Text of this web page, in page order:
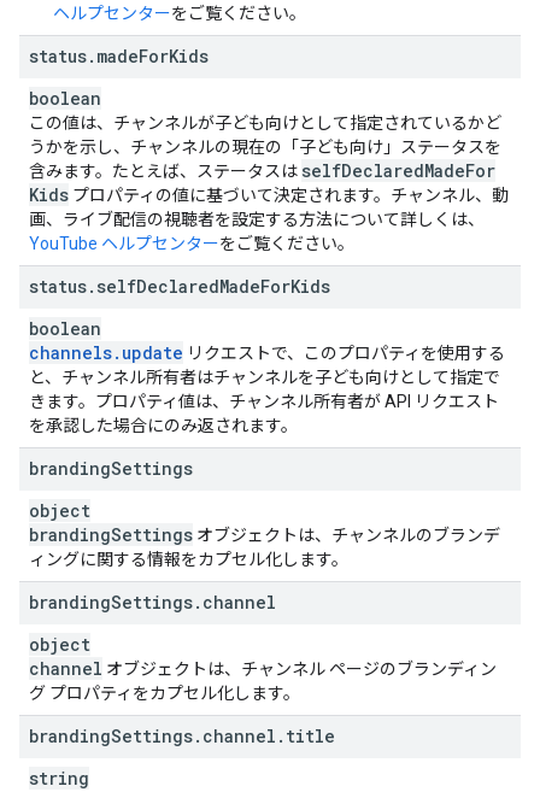
ヘルプセンターをご覧ください。
status. madeForKids
boolean
この値は、チャンネルが子ども向けとして指定されているかど
うかを示し、チャンネルの現在の「子ども向け」ステータスを
含みます。たとえば、ステータスは selfDeclaredMadeFor
Kids プロパティの値に基づいて決定されます。チャンネル、動
画、ライブ配信の視聴者を設定する方法について詳しくは、
YouTube ヘルプセンターをご覧ください。
status. selfDeclaredMadeForKids
boolean
channels. update リクエストで、このプロパティを使用する
と、チャンネル所有者はチャンネルを子ども向けとして指定で
きます。プロパティ値は、チャンネル所有者が API リクエスト
を承認した場合にのみ返されます。
brandingSettings
object
brandingSettings オブジェクトは、チャンネルのブランデ
ィングに関する情報をカプセル化します。
brandingSettings. channel
object
channel オブジェクトは、チャンネル ページのブランディン
グ プロパティをカプセル化します。
brandingSettings. channel . title
string